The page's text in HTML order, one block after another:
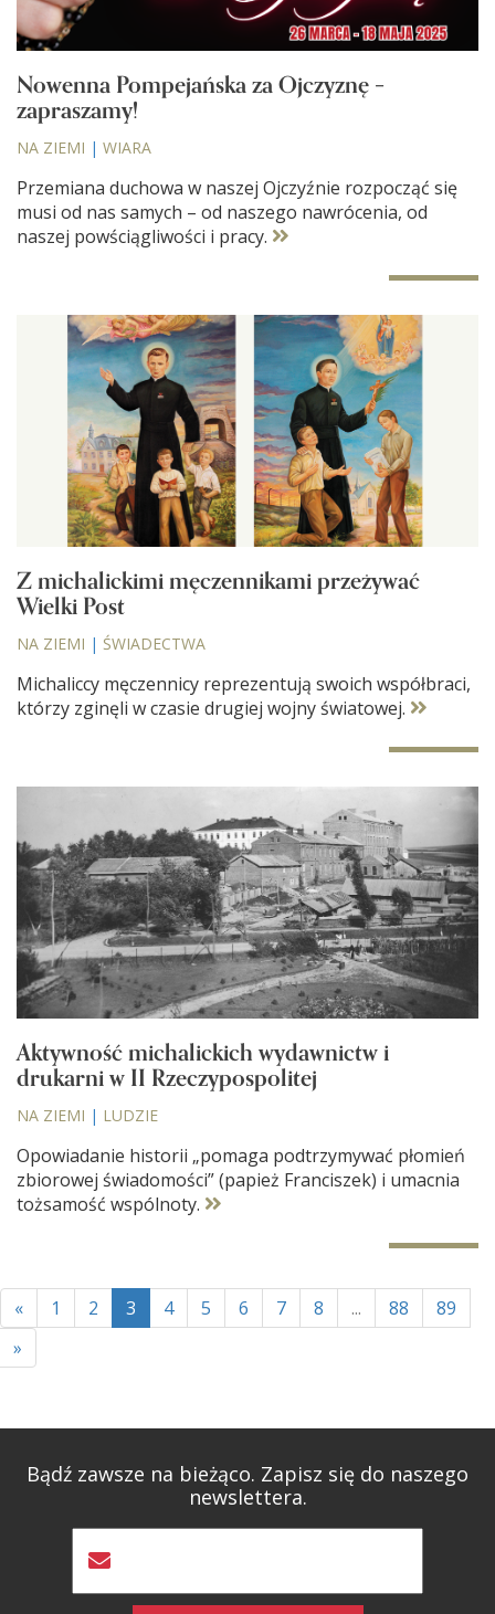
Nowenna Pompejańska za Ojczyznę –
zapraszamy!
NA ZIEMI | WIARA
Przemiana duchowa w naszej Ojczyźnie rozpocząć się
musi od nas samych – od naszego nawrócenia, od
naszej powściągliwości i pracy.
Z michalickimi męczennikami przeżywać
Wielki Post
NA ZIEMI | ŚWIADECTWA
Michaliccy męczennicy reprezentują swoich współbraci,
którzy zginęli w czasie drugiej wojny światowej.
Aktywność michalickich wydawnictw i
drukarni w II Rzeczypospolitej
NA ZIEMI | LUDZIE
Opowiadanie historii „pomaga podtrzymywać płomień
zbiorowej świadomości” (papież Franciszek) i umacnia
tożsamość wspólnoty.
« 1 2 3 4 5 6 7 8 ... 88
89
»
Bądź zawsze na bieżąco. Zapisz się do naszego
newslettera.